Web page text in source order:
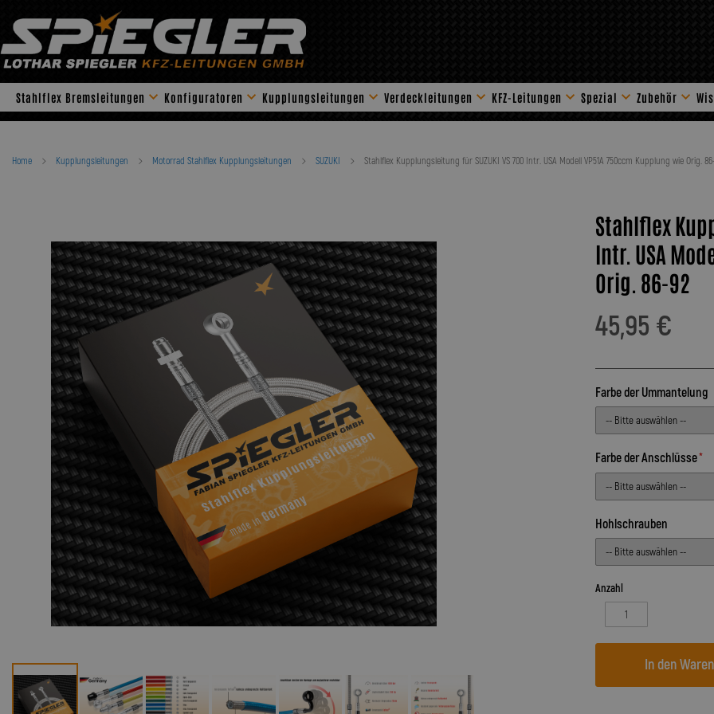
content
Stahlflex Bremsleitungen Konfiguratoren Kupplungsleitungen Verdeckleitungen KFZ-Leitungen Spezial Zubehör
Stahlflex
Home Kupplungsleitungen Motorrad Stahlflex Kupplungsleitungen SUZUKI Stahlflex Kupplungsleitung für SUZUKI VS 700 Intr. USA Modell VP51A 750ccm Kupplung wie Orig.
Stahlflex
Intr. USA
Orig. 86-92
45,95 €
Farbe der Ummantelung
Farbe der Anschlüsse
Hohlschrauben
Anzahl
In den